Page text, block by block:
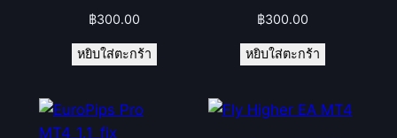
฿300.00
หยิบใส่ตะกร้า
฿300.00
หยิบใส่ตะกร้า